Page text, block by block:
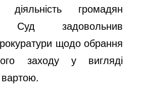
діяльність громадян
Суд задовольнив
щодо обрання
заходу у вигляді